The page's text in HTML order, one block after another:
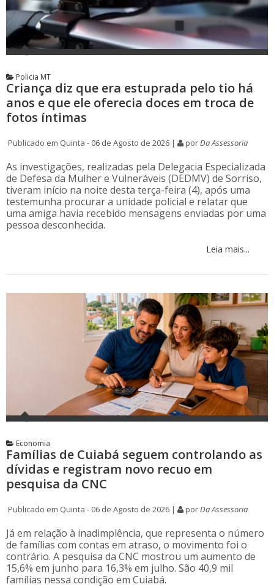
Policia MT
Criança diz que era estuprada pelo tio há
anos e que ele oferecia doces em troca de
fotos íntimas
Publicado em Quinta - 06 de Agosto de 2026 | porDa Assessoria
As investigações, realizadas pela Delegacia Especializada
de Defesa da Mulher e Vulneráveis (DEDMV) de Sorriso,
tiveram início na noite desta terça-feira (4), após uma
testemunha procurar a unidade policial e relatar que
uma amiga havia recebido mensagens enviadas por uma
pessoa desconhecida.
Leia mais...
Economia
Famílias de Cuiabá seguem controlando as
dívidas e registram novo recuo em
pesquisa da CNC
Publicado em Quinta - 06 de Agosto de 2026 | porDa Assessoria
Já em relação à inadimplência, que representa o número
de famílias com contas em atraso, o movimento foi o
contrário. A pesquisa da CNC mostrou um aumento de
15,6% em junho para 16,3% em julho. São 40,9 mil
famílias nessa condição em Cuiabá.